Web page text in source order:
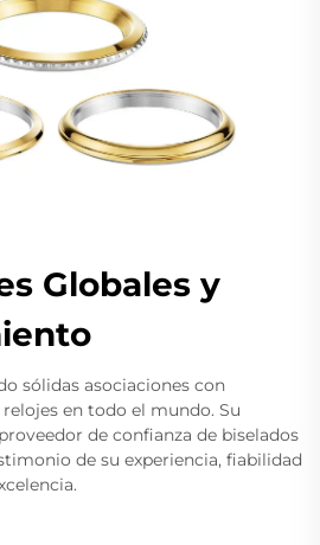
Globales y
sólidas asociaciones con
en todo el mundo. Su
de confianza de biselados
de su experiencia, fiabilidad